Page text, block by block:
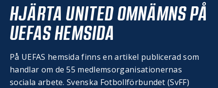
HJÄRTA UNITED OMNÄMNS PÅ
UEFAS HEMSIDA
På UEFAS hemsida finns en artikel publicerad som
handlar om de 55 medlemsorganisationernas
sociala arbete. Svenska Fotbollförbundet (SvFF)